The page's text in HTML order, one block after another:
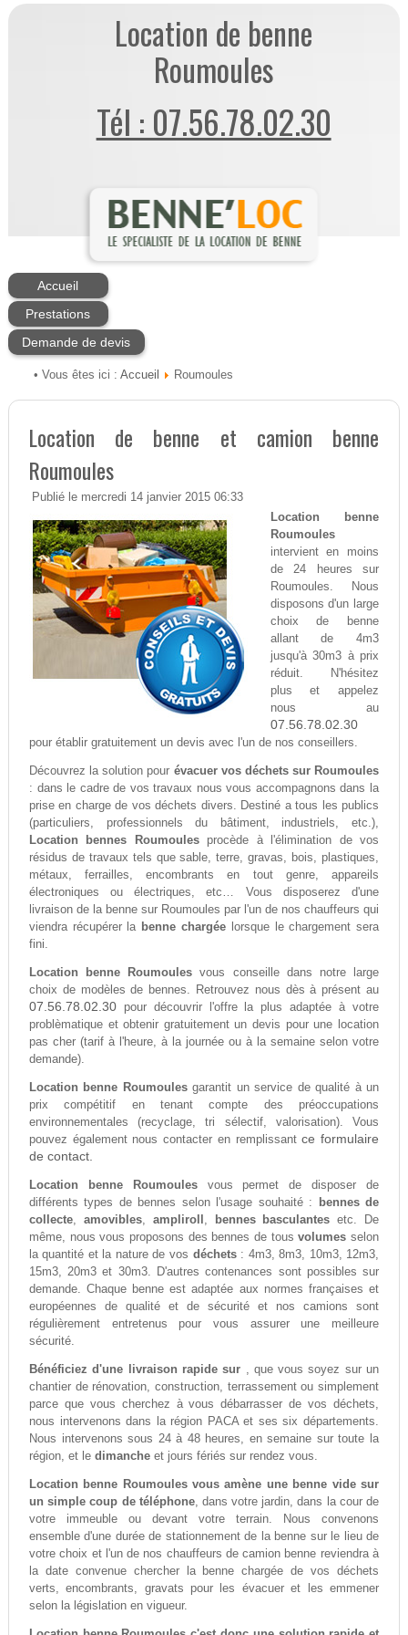
Location de benne
Roumoules
Tél : 07.56.78.02.30
Accueil
Prestations
Demande de devis
• Vous êtes ici : Accueil Roumoules
Location de benne et camion benne
Roumoules
Publié le mercredi 14 janvier 2015 06:33
Location benne
Roumoules
intervient en moins
de 24 heures sur
Roumoules. Nous
disposons d'un large
choix de benne
allant de 4m3
jusqu'à 30m3 à prix
réduit. N'hésitez
plus et appelez
nous au
07.56.78.02.30
pour établir gratuitement un devis avec l'un de nos conseillers.
Découvrez la solution pour évacuer vos déchets sur Roumoules
: dans le cadre de vos travaux nous vous accompagnons dans la
prise en charge de vos déchets divers. Destiné a tous les publics
(particuliers, professionnels du bâtiment, industriels, etc.),
Location bennes Roumoulesprocède à l'élimination de vos
résidus de travaux tels que sable, terre, gravas, bois, plastiques,
métaux, ferrailles, encombrants en tout genre, appareils
électroniques ou électriques, etc… Vous disposerez d'une
livraison de la benne sur Roumoules par l'un de nos chauffeurs qui
viendra récupérer la benne chargée lorsque le chargement sera
fini.
Location benne Roumoules vous conseille dans notre large
choix de modèles de bennes. Retrouvez nous dès à présent au
07.56.78.02.30pour découvrir l'offre la plus adaptée à votre
problèmatique et obtenir gratuitement un devis pour une location
pas cher (tarif à l'heure, à la journée ou à la semaine selon votre
demande).
Location benne Roumoulesgarantit un service de qualité à un
prix compétitif en tenant compte des préoccupations
environnementales (recyclage, tri sélectif, valorisation). Vous
pouvez également nous contacter en remplissantce formulaire
de contact.
Location benne Roumoulesvous permet de disposer de
différents types de bennes selon l'usage souhaité :
bennes de
collecte, amovibles, ampliroll , bennes basculantes etc. De
même, nous vous proposons des bennes de tousvolumes selon
la quantité et la nature de vos déchets: 4m3, 8m3, 10m3, 12m3,
15m3, 20m3 et 30m3. D'autres contenances sont possibles sur
demande. Chaque benne est adaptée aux normes françaises et
européennes de qualité et de sécurité et nos camions sont
régulièrement entretenus pour vous assurer une meilleure
sécurité.
Bénéficiez d'une livraison rapide sur , que vous soyez sur un
chantier de rénovation, construction, terrassement ou simplement
parce que vous cherchez à vous débarrasser de vos déchets,
nous intervenons dans la région PACA et ses six départements.
Nous intervenons sous 24 à 48 heures, en semaine sur toute la
région, et le dimancheet jours fériés sur rendez vous.
Location benne Roumoules vous amène une benne vide sur
un simple coup de téléphone, dans votre jardin, dans la cour de
votre immeuble ou devant votre terrain. Nous convenons
ensemble d'une durée de stationnement de la benne sur le lieu de
votre choix et l'un de nos chauffeurs de camion benne reviendra à
la date convenue chercher la benne chargée de vos déchets
verts, encombrants, gravats pour les évacuer et les emmener
selon la législation en vigueur.